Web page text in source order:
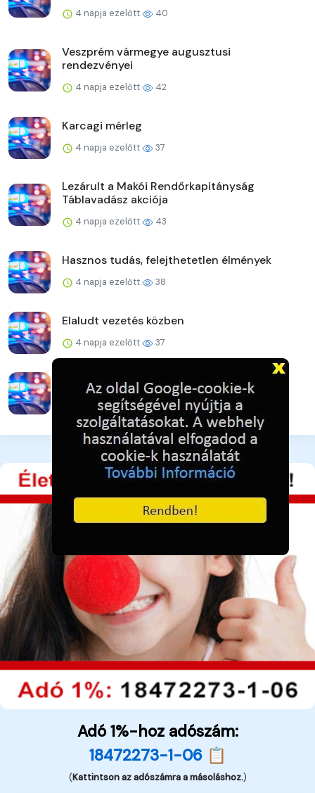
4 napja ezelőtt 40
Veszprém vármegye augusztusi
rendezvényei
4 napja ezelőtt 42
Karcagi mérleg
4 napja ezelőtt 37
Lezárult a Makói Rendőrkapitányság
Táblavadász akciója
4 napja ezelőtt 43
Hasznos tudás, felejthetetlen élmények
4 napja ezelőtt 38
Elaludt vezetés közben
4 napja ezelőtt 37
Újabb online csalás – 32 millió forint a kár
4 napja ezelőtt 42
Adó 1%-hoz adószám:
18472273-1-06 📋
(Kattintson az adószámra a másoláshoz.)